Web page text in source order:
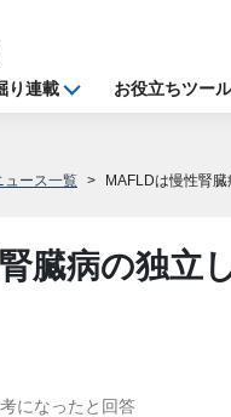
り連載 お役立ちツール
ュース一覧 MAFLDは慢性腎
臓病の独立
になったと回答